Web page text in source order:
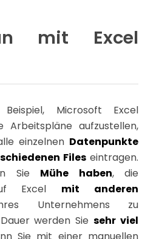
mit Excel
Microsoft Excel
Arbeitspläne aufzustellen,
einzelnen Datenpunkte
Files eintragen.
Sie Mühe haben, die
Excel mit anderen
Unternehmens zu
werden Siesehr viel